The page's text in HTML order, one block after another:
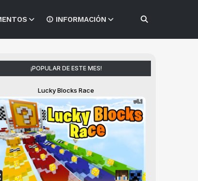
INFORMACIÓN
¡POPULAR DE ESTE MES!
Lucky Blocks Race